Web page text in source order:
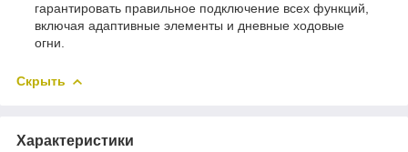
гарантировать правильное подключение всех функций,
включая адаптивные элементы и дневные ходовые
огни.
Скрыть
Характеристики